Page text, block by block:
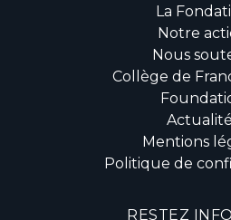
La
Notre
Nous
Collège de
Mentions
Politique de
RESTEZ